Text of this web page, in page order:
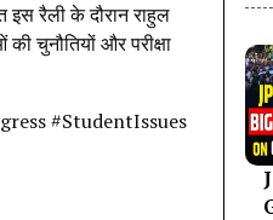
रैली के दौरान राहुल
चुनौतियों और परीक्षा
#StudentIssues